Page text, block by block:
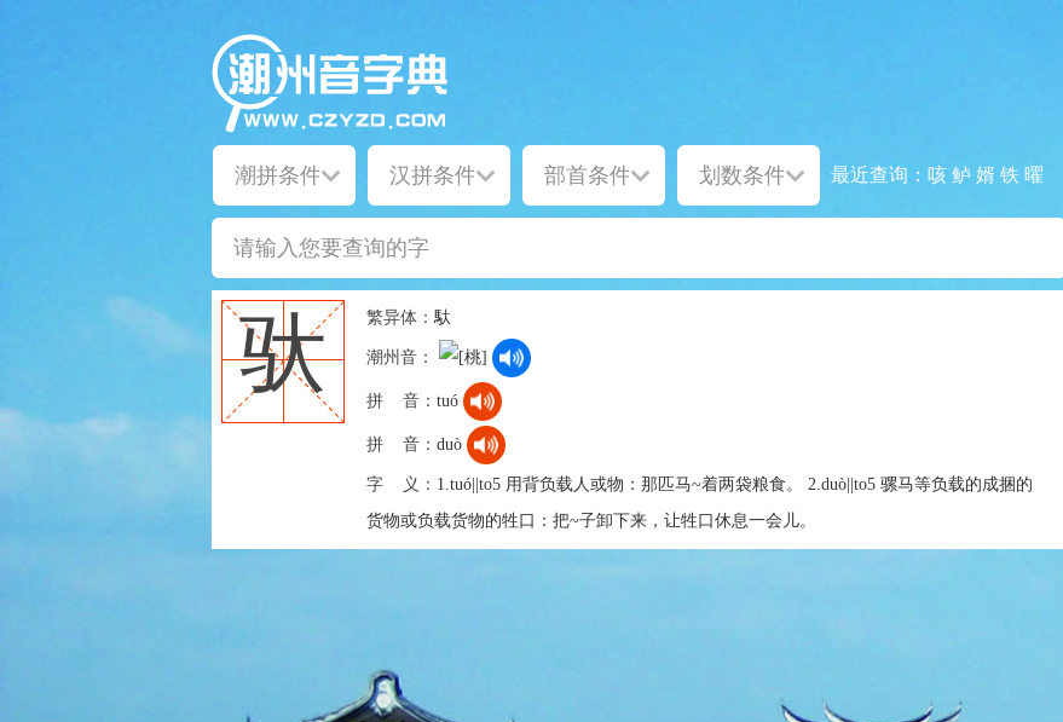
最近查询： 咳 鲈 婿 铁 曜
驮 繁异体：馱
潮州音：
拼 音： tuó
拼 音： duò
字 义： 1.tuó||to5 用背负载人或物：那匹马~着两袋粮食。 2.duò||to5 骡马等负载的成捆的
货物或负载货物的牲口：把~子卸下来，让牲口休息一会儿。